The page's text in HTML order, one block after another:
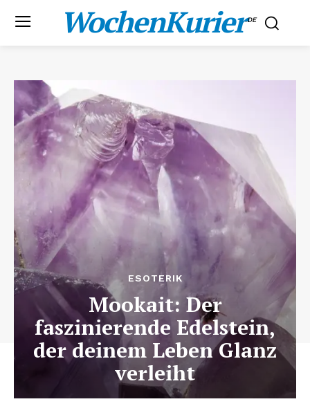
WochenKurier.DE
ESOTERIK
Mookait: Der
faszinierende Edelstein,
der deinem Leben Glanz
verleiht